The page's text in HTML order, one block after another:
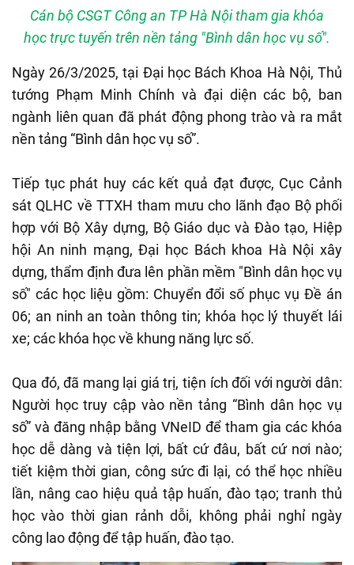
Cán bộ CSGT Công an TP Hà Nội tham gia khóa
học trực tuyến trên nền tảng "Bình dân học vụ số".
Ngày 26/3/2025, tại Đại học Bách Khoa Hà Nội, Thủ
tướng Phạm Minh Chính và đại diện các bộ, ban
ngành liên quan đã phát động phong trào và ra mắt
nền tảng “Bình dân học vụ số”.
Tiếp tục phát huy các kết quả đạt được, Cục Cảnh
sát QLHC về TTXH tham mưu cho lãnh đạo Bộ phối
hợp với Bộ Xây dựng, Bộ Giáo dục và Đào tạo, Hiệp
hội An ninh mạng, Đại học Bách khoa Hà Nội xây
dựng, thẩm định đưa lên phần mềm "Bình dân học vụ
số" các học liệu gồm: Chuyển đổi số phục vụ Đề án
06; an ninh an toàn thông tin; khóa học lý thuyết lái
xe; các khóa học về khung năng lực số.
Qua đó, đã mang lại giá trị, tiện ích đối với người dân:
Người học truy cập vào nền tảng “Bình dân học vụ
số” và đăng nhập bằng VNeID để tham gia các khóa
học dễ dàng và tiện lợi, bất cứ đâu, bất cứ nơi nào;
tiết kiệm thời gian, công sức đi lại, có thể học nhiều
lần, nâng cao hiệu quả tập huấn, đào tạo; tranh thủ
học vào thời gian rảnh dỗi, không phải nghỉ ngày
công lao động để tập huấn, đào tạo.